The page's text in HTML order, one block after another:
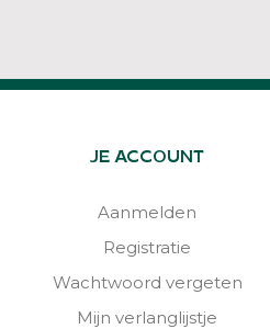
JE ACCOUNT
Aanmelden
Registratie
Wachtwoord vergeten
Mijn verlanglijstje